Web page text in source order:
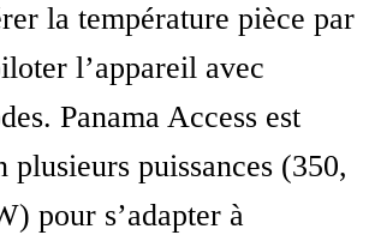
la température pièce par
l’appareil avec
Panama Access est
plusieurs puissances (350,
pour s’adapter à